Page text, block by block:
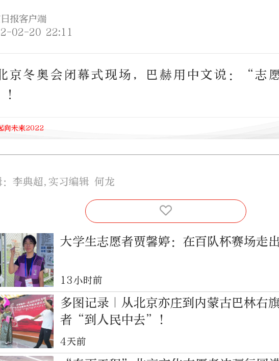
报客户端
02-20 22:11
京冬奥会闭幕式现场，巴赫用中文说：“志
向未来2022
：李典超,实习编辑 何龙
大学生志愿者贾馨婷：在百队杯赛场走
13小时前
多图记录｜从北京亦庄到内蒙古巴林右
者“到人民中去”！
4天前